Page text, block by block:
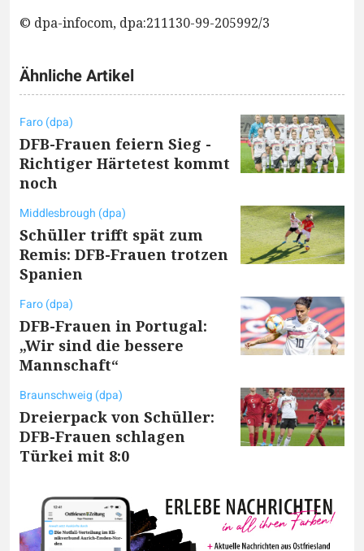
© dpa-infocom, dpa:211130-99-205992/3
Ähnliche Artikel
Faro (dpa)
DFB-Frauen feiern Sieg -
Richtiger Härtetest kommt
noch
Middlesbrough (dpa)
Schüller trifft spät zum
Remis: DFB-Frauen trotzen
Spanien
Faro (dpa)
DFB-Frauen in Portugal:
„Wir sind die bessere
Mannschaft“
Braunschweig (dpa)
Dreierpack von Schüller:
DFB-Frauen schlagen
Türkei mit 8:0